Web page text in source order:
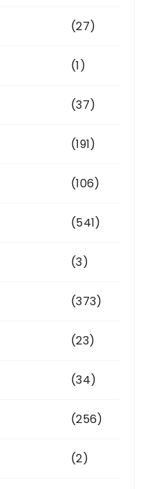
(27)
(1)
(37)
(191)
(106)
(541)
(3)
(373)
(23)
(34)
(256)
(2)